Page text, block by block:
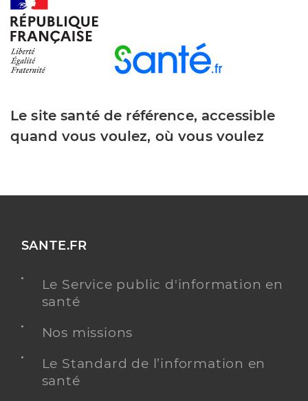
Le site santé de référence, accessible
quand vous voulez, où vous voulez
SANTE.FR
Le Service public d'information en
santé
Nos missions
Le Standard de l’information en
santé